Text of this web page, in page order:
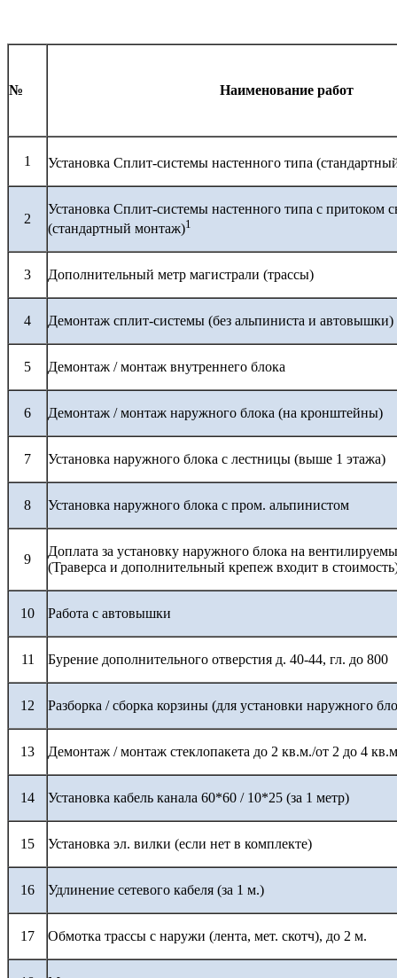
№ Наименование работ
1 Установка Сплит-системы настенного типа
2
Установка Сплит-системы настенного типа с притоком
(стандартный монтаж)1
3 Дополнительный метр магистрали (трассы)
4 Демонтаж сплит-системы (без альпиниста и автовышки)
5 Демонтаж / монтаж внутреннего блока
6 Демонтаж / монтаж наружного блока (на кронштейны)
7 Установка наружного блока с лестницы (выше 1 этажа)
8 Установка наружного блока с пром. альпинистом
9
Доплата за установку наружного блока на
(Траверса и дополнительный крепеж входит в
10 Работа с автовышки
11 Бурение дополнительного отверстия д. 40-44, гл. до 800
12 Разборка / сборка корзины (для установки наружного
13 Демонтаж / монтаж стеклопакета до 2 кв.м./от 2 до 4
14 Установка кабель канала 60*60 / 10*25 (за 1 метр)
15 Установка эл. вилки (если нет в комплекте)
16 Удлинение сетевого кабеля (за 1 м.)
17 Обмотка трассы с наружи (лента, мет. скотч), до 2 м.